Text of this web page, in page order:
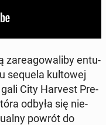
za­re­ago­wa­li­by en­tu­
sequela kul­to­wej
City Harvest Pre­
odbyła się nie­
powrót do